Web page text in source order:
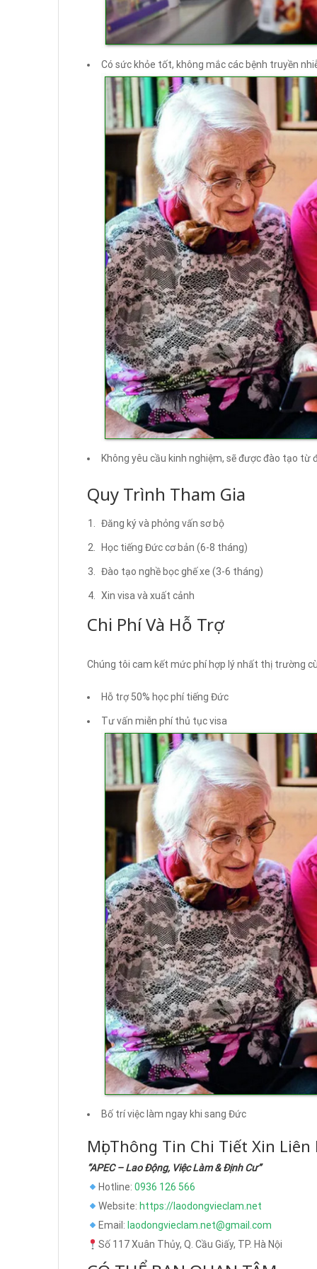
Có sức khỏe tốt, không mắc các bệnh truyền
Không yêu cầu kinh nghiệm, sẽ được đào tạo từ
Quy Trình Tham Gia
Đăng ký và phỏng vấn sơ bộ
Học tiếng Đức cơ bản (6-8 tháng)
Đào tạo nghề bọc ghế xe (3-6 tháng)
Xin visa và xuất cảnh
Chi Phí Và Hỗ Trợ
Chúng tôi cam kết mức phí hợp lý nhất thị trường
Hỗ trợ 50% học phí tiếng Đức
Tư vấn miễn phí thủ tục visa
Bố trí việc làm ngay khi sang Đức
Mọi Thông Tin Chi Tiết Xin Liên
“APEC – Lao Động, Việc Làm & Định Cư”
Hotline: 0936 126 566
Website: https://laodongvieclam.net
Email: laodongvieclam.net@gmail.com
Số 117 Xuân Thủy, Q. Cầu Giấy, TP. Hà Nội